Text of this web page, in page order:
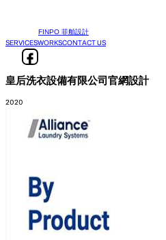
FINPO 菲舶設計
SERVICESWORKSCONTACT US
皇后洗衣設備有限公司官網設計
2020